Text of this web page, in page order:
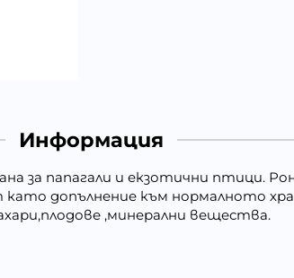
Информация
за папагали и екзотични птици.
като допълнение към нормалното
,минерални вещества.